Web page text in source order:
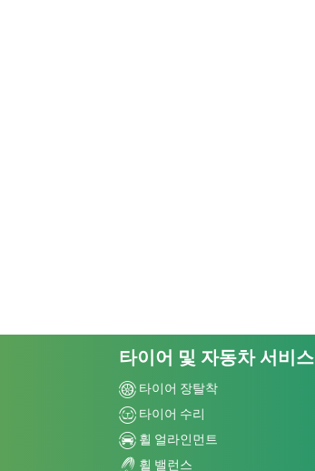
타이어 및 자동차 서비스
타이어 장탈착
타이어 수리
휠 얼라인먼트
휠 밸런스